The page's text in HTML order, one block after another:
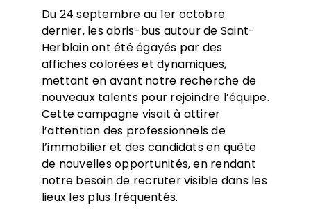
Du 24 septembre au 1er octobre
dernier, les abris-bus autour de Saint-
Herblain ont été égayés par des
affiches colorées et dynamiques,
mettant en avant notre recherche de
nouveaux talents pour rejoindre l’équipe.
Cette campagne visait à attirer
l’attention des professionnels de
l’immobilier et des candidats en quête
de nouvelles opportunités, en rendant
notre besoin de recruter visible dans les
lieux les plus fréquentés.